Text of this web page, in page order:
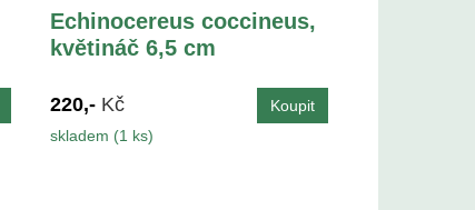
Echinocereus coccineus,
květináč 6,5 cm
220,- Kč
skladem (1 ks)